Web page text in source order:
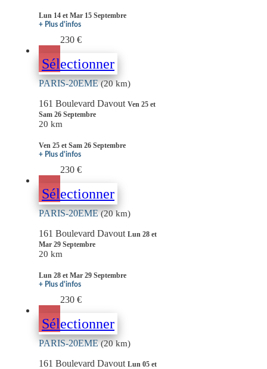
Lun 14 et Mar 15 Septembre
+ Plus d'infos
230 €
Sélectionner
PARIS-20EME(20 km)
161 Boulevard Davout Ven 25 et
Sam 26 Septembre
20 km
Ven 25 et Sam 26 Septembre
+ Plus d'infos
230 €
Sélectionner
PARIS-20EME(20 km)
161 Boulevard Davout Lun 28 et
Mar 29 Septembre
20 km
Lun 28 et Mar 29 Septembre
+ Plus d'infos
230 €
Sélectionner
PARIS-20EME(20 km)
161 Boulevard Davout Lun 05 et